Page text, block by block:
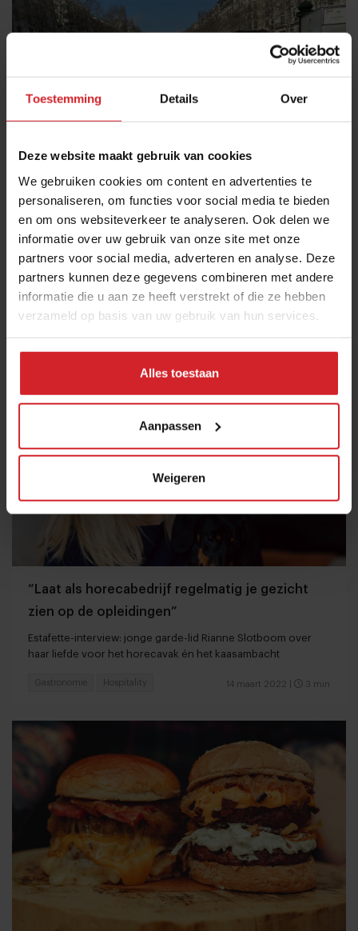
Toestemming Details Over
Deze website maakt gebruik van cookies
We gebruiken cookies om content en advertenties te
personaliseren, om functies voor social media te bieden
en om ons websiteverkeer te analyseren. Ook delen we
informatie over uw gebruik van onze site met onze
partners voor social media, adverteren en analyse. Deze
partners kunnen deze gegevens combineren met andere
informatie die u aan ze heeft verstrekt of die ze hebben
verzameld op basis van uw gebruik van hun services.
Alles toestaan
Aanpassen
Weigeren
Op trendtour in Parijs: deze 5 dingen vielen op
Observaties van onze hoofdredacteur na het bezoeken van
14 maart 2022| 4 min
Foodservice Citytrip
“Laat als horecabedrijf regelmatig je gezicht
zien op de opleidingen”
Estafette-interview: jonge garde-lid Rianne Slotboom over
haar liefde voor het horecavak én het kaasambacht
14 maart 2022 3 min
Gastronomie Hospitality